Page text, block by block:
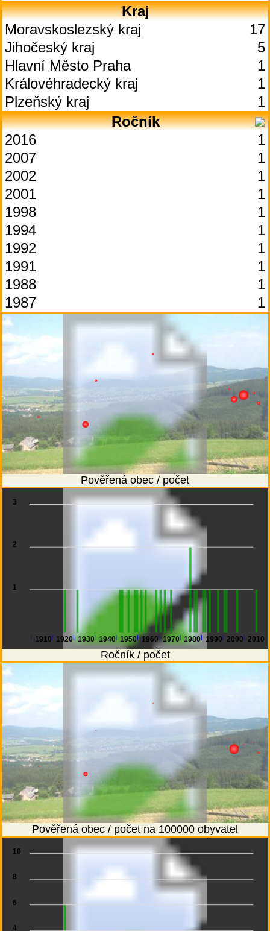
Kraj
Moravskoslezský kraj
17
Jihočeský kraj
5
Hlavní Město Praha
1
Královéhradecký kraj
1
Plzeňský kraj
1
Ročník
2016
1
2007
1
2002
1
2001
1
1998
1
1994
1
1992
1
1991
1
1988
1
1987
1
Pověřená obec / počet
1910 1920 1930 1940 1950 1960 1970 1980 1990 2000 2010
1
2
3
Ročník / počet
Pověřená obec / počet na 100000 obyvatel
4
6
8
10